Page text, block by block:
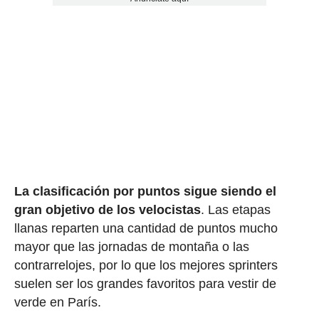
La clasificación por puntos sigue siendo el
gran objetivo de los velocistas. Las etapas
llanas reparten una cantidad de puntos mucho
mayor que las jornadas de montaña o las
contrarrelojes, por lo que los mejores sprinters
suelen ser los grandes favoritos para vestir de
verde en París.